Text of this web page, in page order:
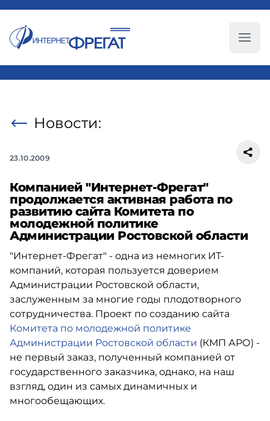
Новости:
23.10.2009
Компанией "Интернет-Фрегат"
продолжается активная работа по
развитию сайта Комитета по
молодежной политике
Администрации Ростовской области
"Интернет-Фрегат" - одна из немногих ИТ-
компаний, которая пользуется доверием
Администрации Ростовской области,
заслуженным за многие годы плодотворного
сотрудничества. Проект по созданию сайта
Комитета по молодежной политике
Администрации Ростовской области (КМП АРО) -
не первый заказ, полученный компанией от
государственного заказчика, однако, на наш
взгляд, один из самых динамичных и
многообещающих.